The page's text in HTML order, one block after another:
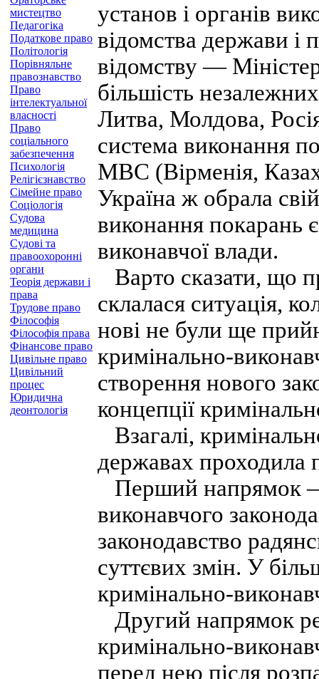
мистецтво
Педагогіка
Податкове право
Політологія
Порівняльне
правознавство
Право
інтелектуальної
власності
Право
соціального
забезпечення
Психологія
Релігієзнавство
Сімейне право
Соціологія
Судова
медицина
Судові та
правоохоронні
органи
Теорія держави і
права
Трудове право
Філософія
Філософія права
Фінансове право
Цивільне право
Цивільний
процес
Юридична
деонтологія
установ і органів
відомства держави і
відомству —
більшість
Литва, Молдова,
система виконання
МВС (Вірменія,
Україна ж обрала
виконання покарань
виконавчої влади.
Варто сказати, що
склалася ситуація,
нові не були ще
кримінально-
створення нового
концепції
Взагалі,
державах проходила
Перший напрямок
виконавчого
законодавство
суттєвих змін. У
кримінально-
Другий напрямок
кримінально-
перед нею після